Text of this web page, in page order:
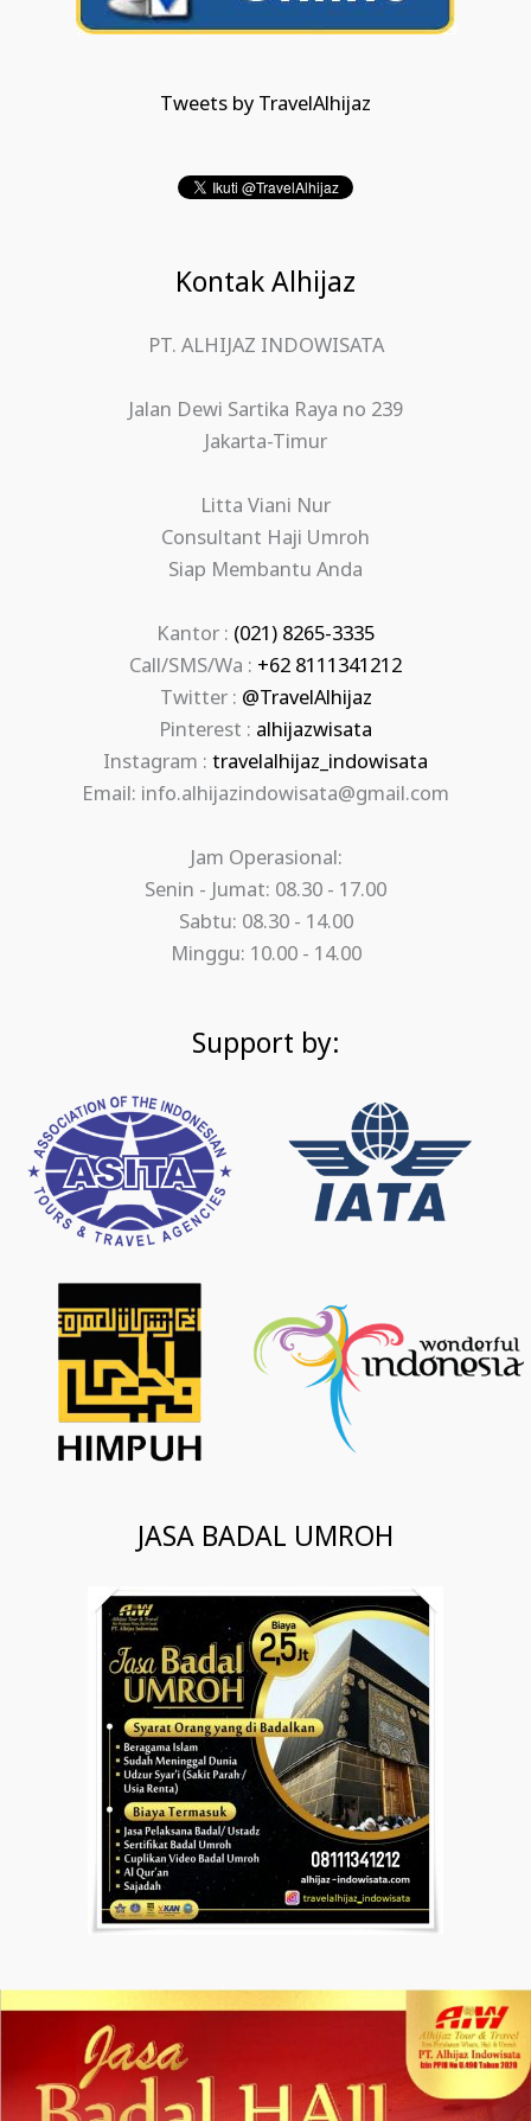
Tweets by TravelAlhijaz
Kontak Alhijaz
PT. ALHIJAZ INDOWISATA
Jalan Dewi Sartika Raya no 239
Jakarta-Timur
Litta Viani Nur
Consultant Haji Umroh
Siap Membantu Anda
Kantor : (021) 8265-3335
Call/SMS/Wa : +62 8111341212
Twitter : @TravelAlhijaz
Pinterest : alhijazwisata
Instagram : travelalhijaz_indowisata
Email: info.alhijazindowisata@gmail.com
Jam Operasional:
Senin - Jumat: 08.30 - 17.00
Sabtu: 08.30 - 14.00
Minggu: 10.00 - 14.00
Support by:
JASA BADAL UMROH